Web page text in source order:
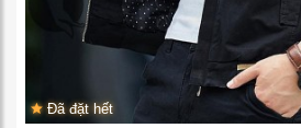
Đã đặt hết